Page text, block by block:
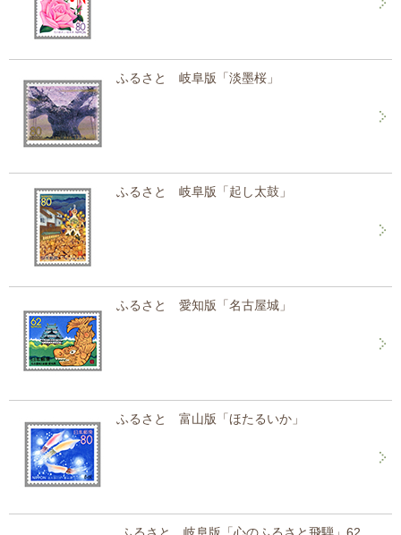
ふるさと 岐阜版「淡墨桜」
ふるさと 岐阜版「起し太鼓」
ふるさと 愛知版「名古屋城」
ふるさと 富山版「ほたるいか」